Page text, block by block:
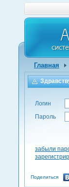
Главная
Логин
Пароль
забыли
Поделиться